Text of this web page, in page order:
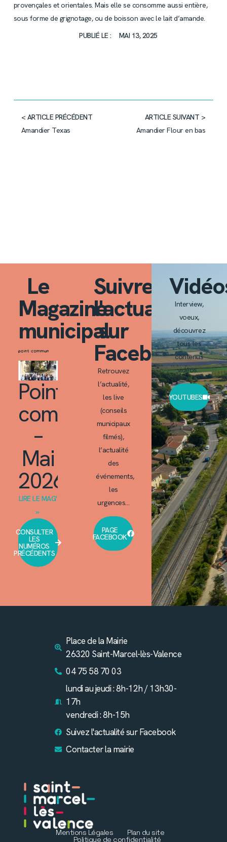
provençales et orientales. Mais elle se consomme aussi entière,
sous forme de grignotage, ou de boisson avec le lait d’amande.
PUBLIÉ LE :
MAI 13, 2025
< ARTICLE PRÉCÉDENT
Amandier Texas
ARTICLE SUIVANT >
Amandier Flour en bas
Le
Magazine
municipal
Point
commun
–
Mai
2026
LIRE LE MAG'
»
CONSULTER
LES
NUMÉROS
PRÉCÉDENTS
Suivre
l'actualité
sur
Facebook
Retrouvez
l’actualité,
les live
(conseils
municipaux
filmés),
l’actualité
des
événements,
les
urgences…
PAGE
FACEBOOK
Interview,
voeux,
découvrez
tous les
contenus
vidéos…
YOUTUBES
Mentions Légales Plan du site
Politique de confidentialité
Place de la Mairie
26320 Saint-Marcel-lès-Valence
04 75 58 70 03
lundi au jeudi : 8h-12h / 13h30-
17h
vendredi : 8h-15h
Suivez l'actualité sur Facebook
Contacter la mairie